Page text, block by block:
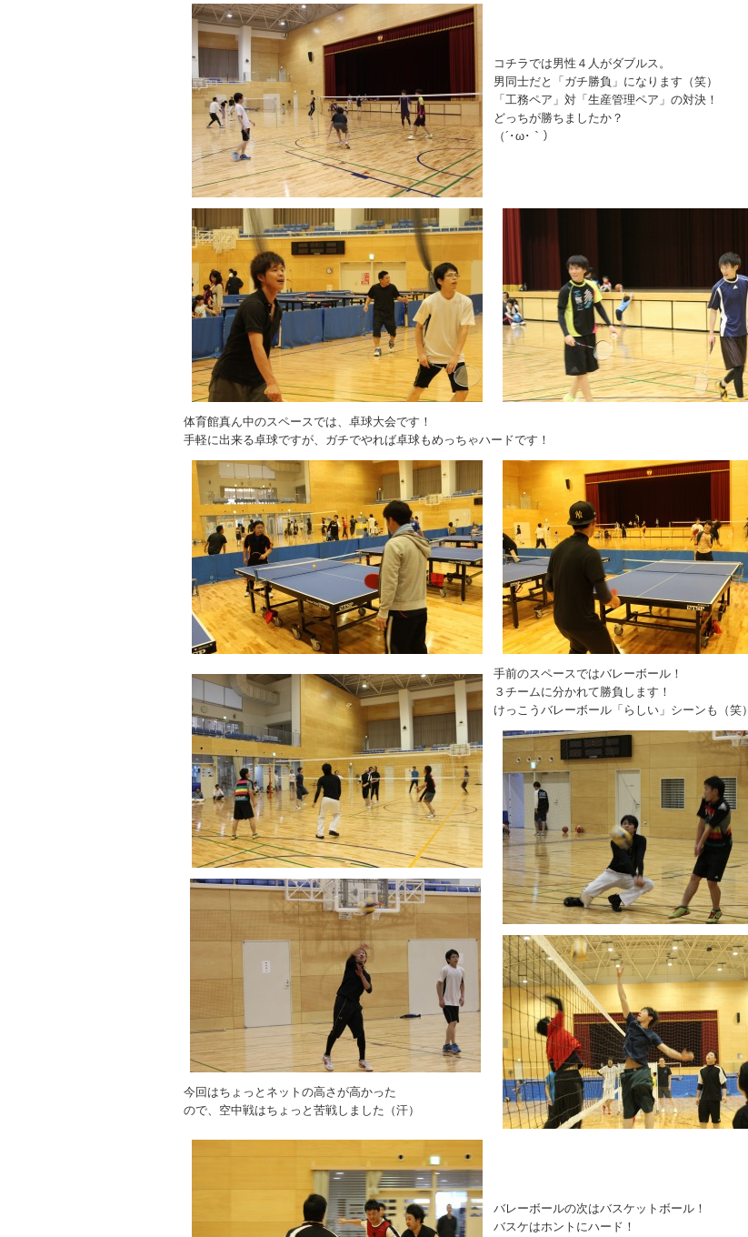
コチラでは男性４人がダブルス。
男同士だと「ガチ勝負」になります（笑）
「工務ペア」対「生産管理ペア」の対決！
どっちが勝ちましたか？
（´･ω･｀）
体育館真ん中のスペースでは、卓球大会です！
手軽に出来る卓球ですが、ガチでやれば卓球もめっちゃハードです！
今回はちょっとネットの高さが高かった
ので、空中戦はちょっと苦戦しました（汗）
手前のスペースではバレーボール！
３チームに分かれて勝負します！
けっこうバレーボール「らしい」シーンも（笑）
バレーボールの次はバスケットボール！
バスケはホントにハード！